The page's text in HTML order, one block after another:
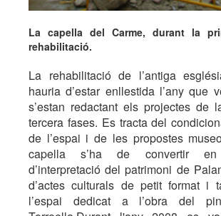
La capella del Carme, durant la
rehabilitació.
La rehabilitació de l’antiga
hauria d’estar enllestida l’any que
s’estan redactant els projectes de
tercera fases. Es tracta del
de l’espai i de les propostes
capella s’ha de convertir
d’interpretació del patrimoni de
d’actes culturals de petit format i
l’espai dedicat a l’obra del